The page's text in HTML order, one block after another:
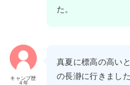
た。
キャンプ歴
４年
真夏に標高の高い
の長瀞に行きまし